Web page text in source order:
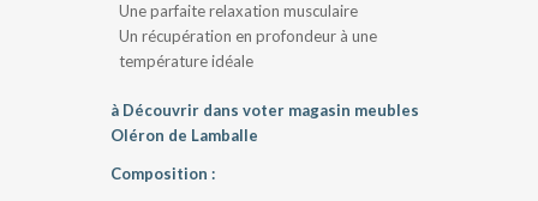
Une parfaite relaxation musculaire
Un récupération en profondeur à une
température idéale
à Découvrir dans voter magasin meubles
Oléron de Lamballe
Composition :